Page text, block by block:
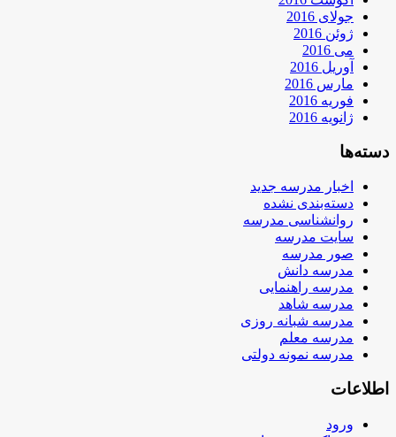
جولای 2016
ژوئن 2016
می 2016
آوریل 2016
مارس 2016
فوریه 2016
ژانویه 2016
دسته‌ها
اخبار مدرسه جدید
دسته‌بندی نشده
روانشناسی مدرسه
سایت مدرسه
صور مدرسه
مدرسه دانش
مدرسه راهنمایی
مدرسه شاهد
مدرسه شبانه روزی
مدرسه معلم
مدرسه نمونه دولتی
اطلاعات
ورود